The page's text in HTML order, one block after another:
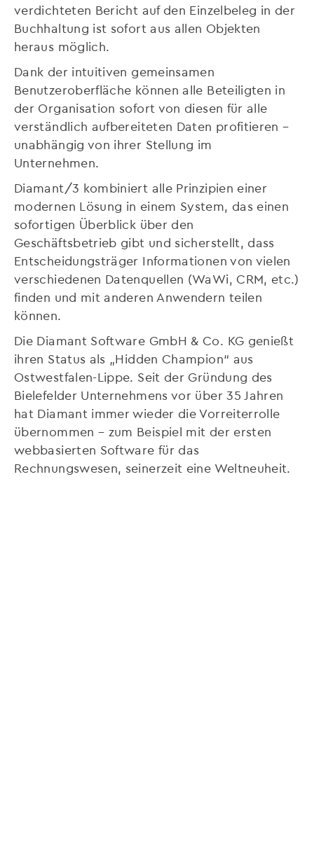
verdichteten Bericht auf den Einzelbeleg in der
Buchhaltung ist sofort aus allen Objekten
heraus möglich.
Dank der intuitiven gemeinsamen
Benutzeroberfläche können alle Beteiligten in
der Organisation sofort von diesen für alle
verständlich aufbereiteten Daten profitieren –
unabhängig von ihrer Stellung im
Unternehmen.
Diamant/3 kombiniert alle Prinzipien einer
modernen Lösung in einem System, das einen
sofortigen Überblick über den
Geschäftsbetrieb gibt und sicherstellt, dass
Entscheidungsträger Informationen von vielen
verschiedenen Datenquellen (WaWi, CRM, etc.)
finden und mit anderen Anwendern teilen
können.
Die Diamant Software GmbH & Co. KG genießt
ihren Status als „Hidden Champion“ aus
Ostwestfalen-Lippe. Seit der Gründung des
Bielefelder Unternehmens vor über 35 Jahren
hat Diamant immer wieder die Vorreiterrolle
übernommen – zum Beispiel mit der ersten
webbasierten Software für das
Rechnungswesen, seinerzeit eine Weltneuheit.